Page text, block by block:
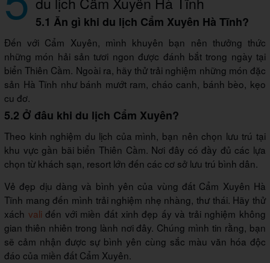
5.1 Ăn gì khi du lịch Cẩm Xuyên Hà Tĩnh?
Đến với Cẩm Xuyên, mình khuyên bạn nên thưởng thức
những món hải sản tươi ngon được đánh bắt trong ngày tại
biển Thiên Cầm. Ngoài ra, hãy thử trải nghiệm những món đặc
sản Hà Tĩnh như bánh mướt ram, cháo canh, bánh bèo, kẹo
cu đơ.
5.2 Ở đâu khi du lịch Cẩm Xuyên?
Theo kinh nghiệm du lịch của mình, bạn nên chọn lưu trú tại
khu vực gần bãi biển Thiên Cầm. Nơi đây có đầy đủ các lựa
chọn từ khách sạn, resort lớn đến các cơ sở lưu trú bình dân.
Vẻ đẹp dịu dàng và bình yên của vùng đất Cẩm Xuyên Hà
Tĩnh mang đến mình trải nghiệm nhẹ nhàng, thư thái. Hãy thử
xách vali đến với miền đất xinh đẹp ấy và trải nghiệm không
gian thiên nhiên trong lành nơi đây. Chúng mình tin rằng, bạn
sẽ cảm nhận được sự bình yên cùng sắc màu văn hóa độc
đáo của miền đất Cẩm Xuyên.